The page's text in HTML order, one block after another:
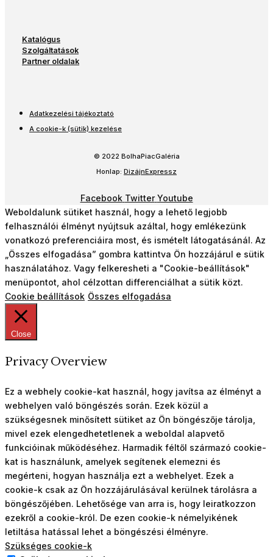
Katalógus
Szolgáltatások
Partner oldalak
Adatkezelési tájékoztató
A cookie-k (sütik) kezelése
© 2022 BolhaPiacGaléria
Honlap: DizájnExpressz
Facebook Twitter Youtube
Weboldalunk sütiket használ, hogy a lehető legjobb
felhasználói élményt nyújtsuk azáltal, hogy emlékezünk
vonatkozó preferenciáira most, és ismételt látogatásánál. Az
„Összes elfogadása” gombra kattintva Ön hozzájárul e sütik
használatához. Vagy felkeresheti a "Cookie-beállítások"
menüpontot, ahol célzottan differenciálhat a sütik közt.
Cookie beállítások Összes elfogadása
Close
Privacy Overview
Ez a webhely cookie-kat használ, hogy javítsa az élményt a
webhelyen való böngészés során. Ezek közül a
szükségesnek minősített sütiket az Ön böngészője tárolja,
mivel ezek elengedhetetlenek a weboldal alapvető
funkcióinak működéséhez. Harmadik féltől származó cookie-
kat is használunk, amelyek segítenek elemezni és
megérteni, hogyan használja ezt a webhelyet. Ezek a
cookie-k csak az Ön hozzájárulásával kerülnek tárolásra a
böngészőjében. Lehetősége van arra is, hogy leiratkozzon
ezekről a cookie-król. De ezen cookie-k némelyikének
letiltása hatással lehet a böngészési élményre.
Szükséges cookie-k